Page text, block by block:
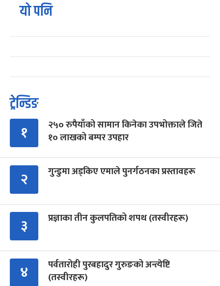
यो पनि
ट्रेन्डिङ
१
२५० रुपैयाँको सामान किनेका उपभोक्ताले जिते
१० लाखको बम्पर उपहार
२ गुन्डुमा अड्किए एमाले पुनर्गठनका प्रस्तावहरू
३ प्रज्ञाका तीन कुलपतिको शपथ (तस्वीरहरू)
४
पर्वतारोही पुरबहादुर गुरुङको अन्त्येष्टि
(तस्वीरहरू)